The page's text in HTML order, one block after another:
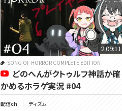
2:09:11
SONG OF HORROR COMPLETE EDITION
どのへんがクトゥルフ神話か確
かめるホラゲ実況 #04
配信ch ディズム